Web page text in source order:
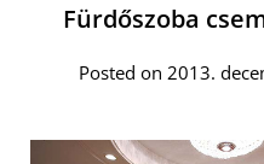
Fürdőszoba
Posted on 2013.